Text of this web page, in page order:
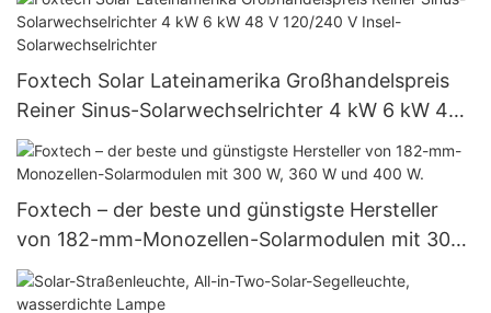
Foxtech Solar Lateinamerika Großhandelspreis
Reiner Sinus-Solarwechselrichter 4 kW 6 kW 48
V 120/240 V Insel-Solarwechselrichter
Foxtech – der beste und günstigste Hersteller
von 182-mm-Monozellen-Solarmodulen mit 300
W, 360 W und 400 W.